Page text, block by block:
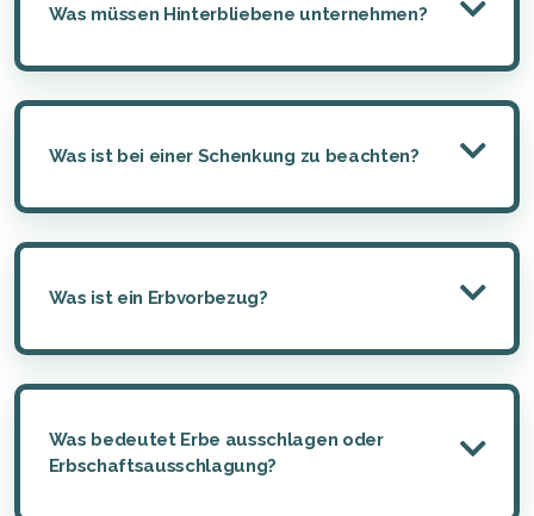
Was müssen Hinterbliebene unternehmen?
Was ist bei einer Schenkung zu beachten?
Was ist ein Erbvorbezug?
Was bedeutet Erbe ausschlagen oder
Erbschaftsausschlagung?